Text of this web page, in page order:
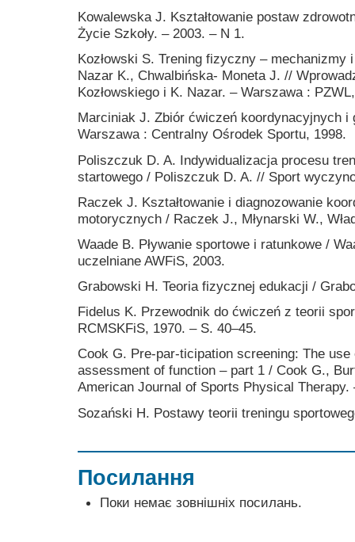
Kowalewska J. Kształtowanie postaw
Życie Szkoły. – 2003. – N 1.
Kozłowski S. Trening fizyczny –
Nazar K., Chwalbińska- Moneta J. //
Kozłowskiego i K. Nazar. – Warszawa :
Marciniak J. Zbiór ćwiczeń koordynacyjnych
Warszawa : Centralny Ośrodek Sportu, 1998.
Poliszczuk D. A. Indywidualizacja procesu
startowego / Poliszczuk D. A. // Sport
Raczek J. Kształtowanie i diagnozowanie
motorycznych / Raczek J., Młynarski W.,
Waade B. Pływanie sportowe i ratunkowe /
uczelniane AWFiS, 2003.
Grabowski H. Teoria fizycznej edukacji /
Fidelus K. Przewodnik do ćwiczeń z teorii
RCMSKFiS, 1970. – S. 40–45.
Cook G. Pre-par-ticipation screening: The
assessment of function – part 1 / Cook G.,
American Journal of Sports Physical Therapy.
Sozański H. Postawy teorii treningu
Посилання
Поки немає зовнішніх посилань.